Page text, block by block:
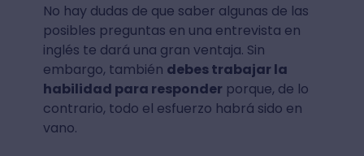
No hay dudas de que saber algunas de las
posibles preguntas en una entrevista en
inglés te dará una gran ventaja. Sin
embargo, también debes trabajar la
habilidad para responder porque, de lo
contrario, todo el esfuerzo habrá sido en
vano.